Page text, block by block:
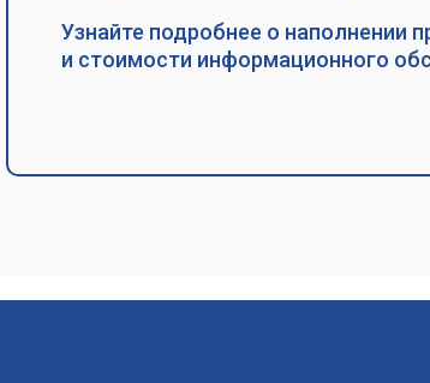
Узнайте подробнее о наполнении
и стоимости информационного